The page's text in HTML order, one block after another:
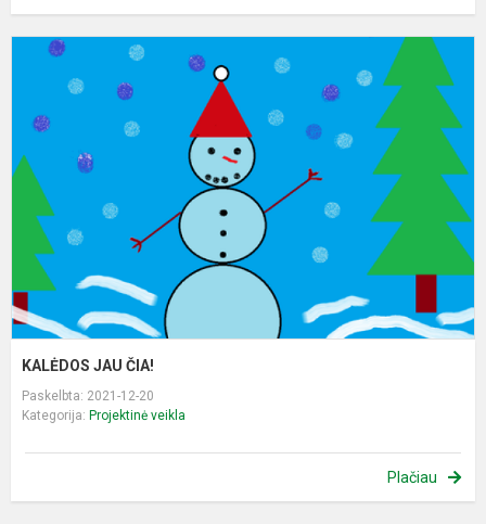
KALĖDOS JAU ČIA!
Paskelbta: 2021-12-20
Kategorija: Projektinė veikla
Plačiau